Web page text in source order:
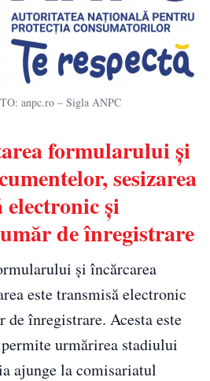
anpc.ro – Sigla ANPC
formularului și
sesizarea
electronic și
de înregistrare
și încărcarea
este transmisă electronic
de înregistrare. Acesta este
urmărirea stadiului
ajunge la comisariatul